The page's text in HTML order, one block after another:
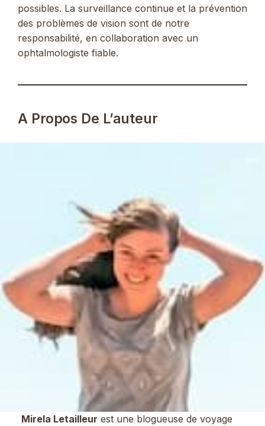
possibles. La surveillance continue et la prévention
des problèmes de vision sont de notre
responsabilité, en collaboration avec un
ophtalmologiste fiable.
A Propos De L’auteur
Mirela Letailleur est une blogueuse de voyage